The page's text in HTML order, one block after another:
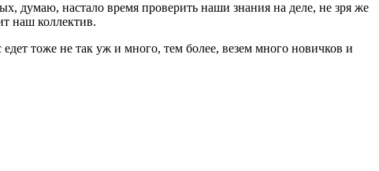
думаю, настало время проверить наши знания на деле, не зря же
наш коллектив.
тоже не так уж и много, тем более, везем много новичков и